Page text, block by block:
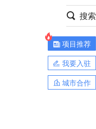
搜索
项目推荐
我要入驻
城市合作